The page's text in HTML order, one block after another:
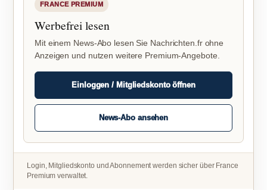
FRANCE PREMIUM
Werbefrei lesen
Mit einem News-Abo lesen Sie Nachrichten.fr ohne
Anzeigen und nutzen weitere Premium-Angebote.
Einloggen / Mitgliedskonto öffnen
News-Abo ansehen
Login, Mitgliedskonto und Abonnement werden sicher über France
Premium verwaltet.